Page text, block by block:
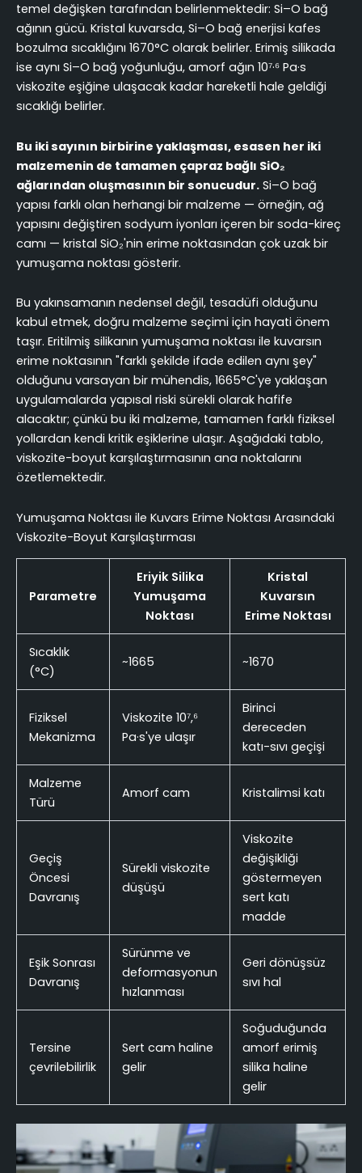
temel değişken tarafından belirlenmektedir: Si–O bağ
ağının gücü. Kristal kuvarsda, Si–O bağ enerjisi kafes
bozulma sıcaklığını 1670°C olarak belirler. Erimiş silikada
ise aynı Si–O bağ yoğunluğu, amorf ağın 10⁷·⁶ Pa·s
viskozite eşiğine ulaşacak kadar hareketli hale geldiği
sıcaklığı belirler.
Bu iki sayının birbirine yaklaşması, esasen her iki
malzemenin de tamamen çapraz bağlı SiO₂
ağlarından oluşmasının bir sonucudur. Si–O bağ
yapısı farklı olan herhangi bir malzeme — örneğin, ağ
yapısını değiştiren sodyum iyonları içeren bir soda-kireç
camı — kristal SiO₂'nin erime noktasından çok uzak bir
yumuşama noktası gösterir.
Bu yakınsamanın nedensel değil, tesadüfi olduğunu
kabul etmek, doğru malzeme seçimi için hayati önem
taşır. Eritilmiş silikanın yumuşama noktası ile kuvarsın
erime noktasının "farklı şekilde ifade edilen aynı şey"
olduğunu varsayan bir mühendis, 1665°C'ye yaklaşan
uygulamalarda yapısal riski sürekli olarak hafife
alacaktır; çünkü bu iki malzeme, tamamen farklı fiziksel
yollardan kendi kritik eşiklerine ulaşır. Aşağıdaki tablo,
viskozite-boyut karşılaştırmasının ana noktalarını
özetlemektedir.
Yumuşama Noktası ile Kuvars Erime Noktası Arasındaki
Viskozite-Boyut Karşılaştırması
Parametre
Eriyik Silika
Yumuşama
Noktası
Kristal
Kuvarsın
Erime Noktası
Sıcaklık
(°C)
~1665 ~1670
Fiziksel
Mekanizma
Viskozite 10⁷,⁶
Pa·s'ye ulaşır
Birinci
dereceden
katı-sıvı geçişi
Malzeme
Türü
Amorf cam Kristalimsi katı
Geçiş
Öncesi
Davranış
Sürekli viskozite
düşüşü
Viskozite
değişikliği
göstermeyen
sert katı
madde
Eşik Sonrası
Davranış
Sürünme ve
deformasyonun
hızlanması
Geri dönüşsüz
sıvı hal
Tersine
çevrilebilirlik
Sert cam haline
gelir
Soğuduğunda
amorf erimiş
silika haline
gelir